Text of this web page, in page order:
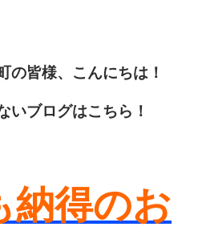
の皆様、こんにちは！
いブログはこちら！
納得のお